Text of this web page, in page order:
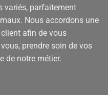
variés, parfaitement
Nous accordons une
afin de vous
prendre soin de vos
de notre métier.